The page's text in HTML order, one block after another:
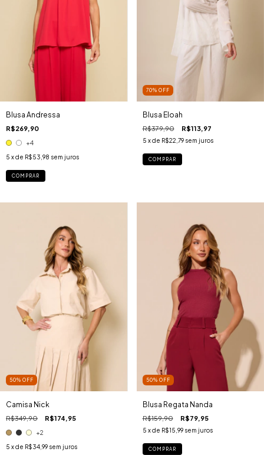
Blusa Andressa
R$269,90
+4
5 x de R$53,98 sem juros
COMPRAR
70% OFF
Blusa Eloah
R$379,90 R$113,97
5 x de R$22,79 sem juros
COMPRAR
50% OFF
Camisa Nick
R$349,90 R$174,95
+2
5 x de R$34,99 sem juros
50% OFF
Blusa Regata Nanda
R$159,90 R$79,95
5 x de R$15,99 sem juros
COMPRAR